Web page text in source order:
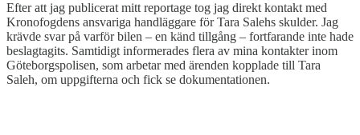
Efter att jag publicerat mitt reportage tog jag direkt kontakt med
Kronofogdens ansvariga handläggare för Tara Salehs skulder. Jag
krävde svar på varför bilen – en känd tillgång – fortfarande inte hade
beslagtagits. Samtidigt informerades flera av mina kontakter inom
Göteborgspolisen, som arbetar med ärenden kopplade till Tara
Saleh, om uppgifterna och fick se dokumentationen.